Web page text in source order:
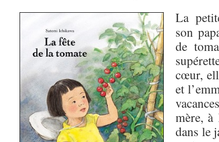
La
son
de
cœur,
et
mère, à
dans le